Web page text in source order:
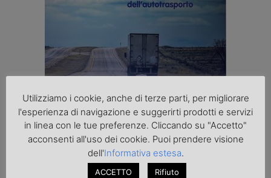
Utilizziamo i cookie, anche di terze parti, per migliorare
l'esperienza di navigazione e suggerirti prodotti e servizi
in linea con le tue preferenze. Cliccando su "Accetto"
acconsenti all'uso dei cookie. Puoi prendere visione
dell'Informativa estesa.
ACCETTO Rifiuto